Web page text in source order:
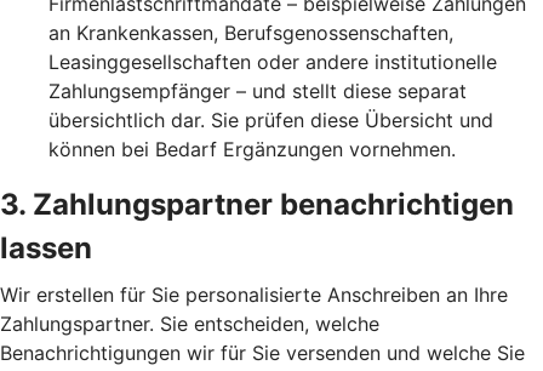
an Krankenkassen, Berufsgenossenschaften,
Leasinggesellschaften oder andere institutionelle
Zahlungsempfänger – und stellt diese separat
übersichtlich dar. Sie prüfen diese Übersicht und
können bei Bedarf Ergänzungen vornehmen.
3. Zahlungspartner benachrichtigen
lassen
Wir erstellen für Sie personalisierte Anschreiben an Ihre
Zahlungspartner. Sie entscheiden, welche
Benachrichtigungen wir für Sie versenden und welche Sie